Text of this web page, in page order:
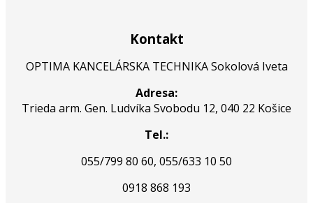
Kontakt
OPTIMA KANCELÁRSKA TECHNIKA Sokolová Iveta
Adresa:
Trieda arm. Gen. Ludvíka Svobodu 12, 040 22 Košice
Tel.:
055/799 80 60, 055/633 10 50
0918 868 193